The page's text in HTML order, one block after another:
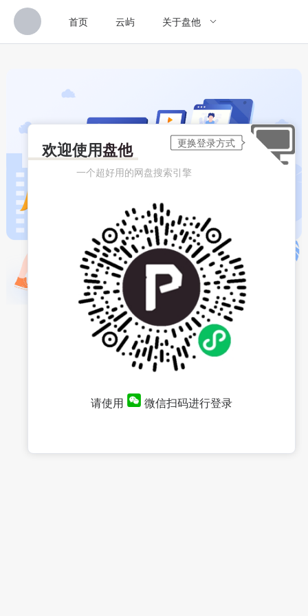
首页 云屿 关于盘他
欢迎使用盘他
一个超好用的网盘搜索引擎
请使用 微信扫码进行登录